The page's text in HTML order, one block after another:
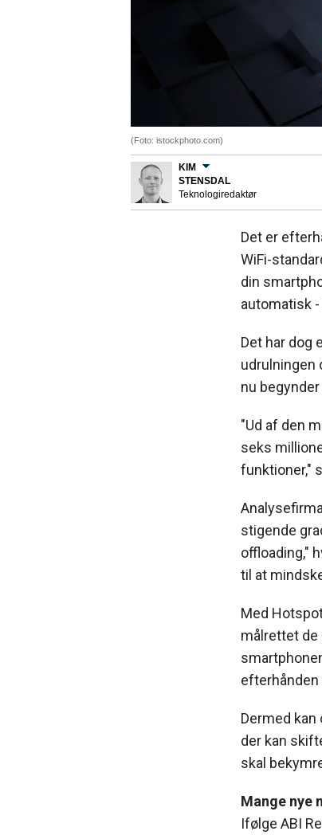
(Foto: istockphoto.com)
KIM
STENSDAL
Teknologiredaktør
Det er
WiFi-
din
automatisk
Det har dog
udrulningen
nu
"Ud af den
seks
funktioner,"
stigende
offloading,"
til at
Med
målrettet de
Dermed
der kan
skal
Mange nye
Ifølge ABI